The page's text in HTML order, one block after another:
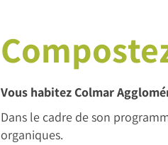
Vous habitez Colmar
Dans le cadre de son
organiques.